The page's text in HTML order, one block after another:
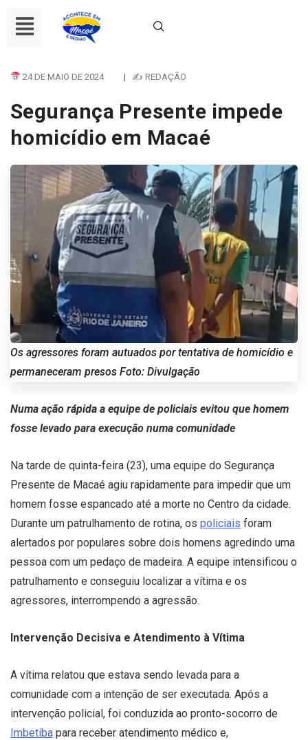
24 DE MAIO DE 2024 | ✍ REDAÇÃO
Segurança Presente impede
homicídio em Macaé
Os agressores foram autuados por tentativa de homicídio e
permaneceram presos Foto: Divulgação
Numa ação rápida a equipe de policiais evitou que homem
fosse levado para execução numa comunidade
Na tarde de quinta-feira (23), uma equipe do Segurança
Presente de Macaé agiu rapidamente para impedir que um
homem fosse espancado até a morte no Centro da cidade.
Durante um patrulhamento de rotina, os policiais foram
alertados por populares sobre dois homens agredindo uma
pessoa com um pedaço de madeira. A equipe intensificou o
patrulhamento e conseguiu localizar a vítima e os
agressores, interrompendo a agressão.
Intervenção Decisiva e Atendimento à Vítima
A vítima relatou que estava sendo levada para a
comunidade com a intenção de ser executada. Após a
intervenção policial, foi conduzida ao pronto-socorro de
Imbetiba para receber atendimento médico e,